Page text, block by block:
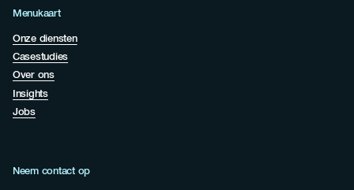
Menukaart
Onze diensten
Casestudies
Over ons
Insights
Jobs
Neem contact op